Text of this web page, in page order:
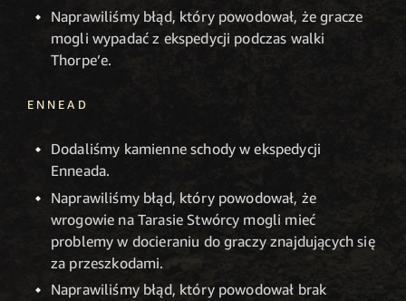
Naprawiliśmy błąd, który powodował, że gracze
mogli wypadać z ekspedycji podczas walki
Thorpe’e.
ENNEAD
Dodaliśmy kamienne schody w ekspedycji
Enneada.
Naprawiliśmy błąd, który powodował, że
wrogowie na Tarasie Stwórcy mogli mieć
problemy w docieraniu do graczy znajdujących się
za przeszkodami.
Naprawiliśmy błąd, który powodował brak